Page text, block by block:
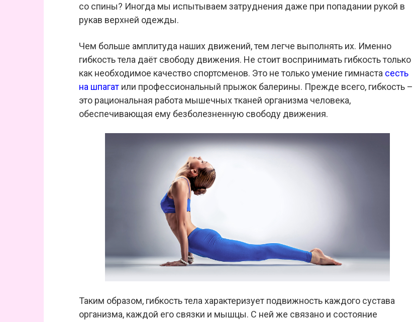
со спины? Иногда мы испытываем затруднения даже при попадании рукой в
рукав верхней одежды.
Чем больше амплитуда наших движений, тем легче выполнять их. Именно
гибкость тела даёт свободу движения. Не стоит воспринимать гибкость только
как необходимое качество спортсменов. Это не только умение гимнаста сесть
на шпагат или профессиональный прыжок балерины. Прежде всего, гибкость –
это рациональная работа мышечных тканей организма человека,
обеспечивающая ему безболезненную свободу движения.
Таким образом, гибкость тела характеризует подвижность каждого сустава
организма, каждой его связки и мышцы. С ней же связано и состояние